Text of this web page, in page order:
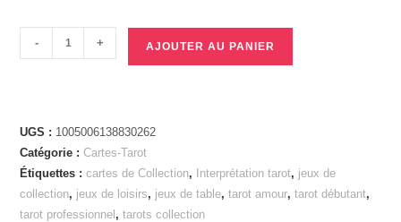
- + AJOUTER AU PANIER
UGS : 1005006138830262
Catégorie :Cartes-Tarot
Étiquettes :cartes de Collection, Interprétation tarot, jeux de
collection, jeux de loisirs, jeux de table,tarot amour,tarot débutant,
tarot professionnel ,tarots collection